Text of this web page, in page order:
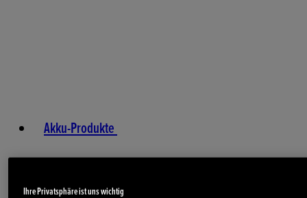
Akku-Produkte
Ihre Privatsphäre ist uns wichtig